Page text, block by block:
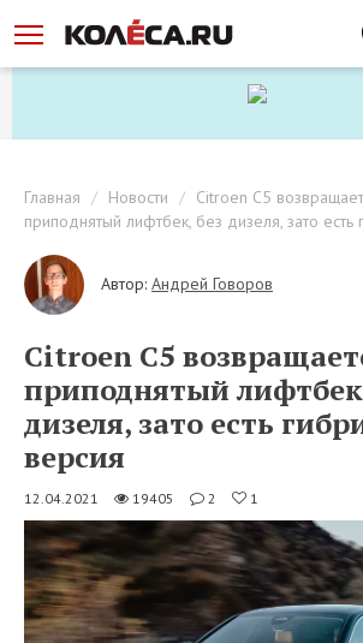
Главная Новости
Citroen C5
приподнятый лифтбек, без дизеля, зато есть
Автор: Андрей Говоров
Citroen C5
приподнятый
дизеля, зато есть
версия
12.04.2021 19405 2 1